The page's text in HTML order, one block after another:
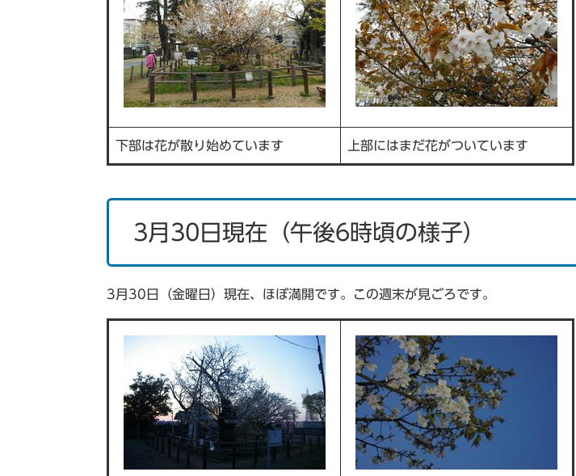
下部は花が散り始めています 上部にはまだ花がついています
3月30日現在（午後6時頃の様子）
3月30日（金曜日）現在、ほぼ満開です。この週末が見ごろです。